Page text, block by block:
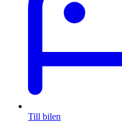
Till bilen